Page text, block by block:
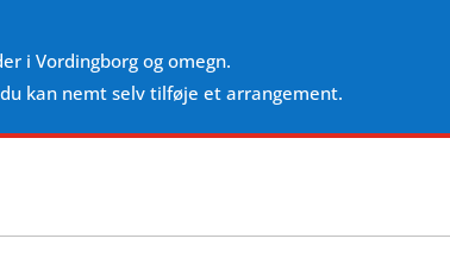
i Vordingborg og omegn.
kan nemt selv tilføje et arrangement.